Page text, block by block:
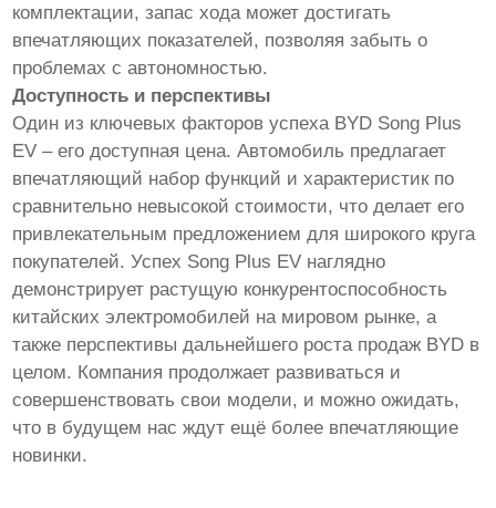
комплектации, запас хода может достигать
впечатляющих показателей, позволяя забыть о
проблемах с автономностью.
Доступность и перспективы
Один из ключевых факторов успеха BYD Song Plus
EV – его доступная цена. Автомобиль предлагает
впечатляющий набор функций и характеристик по
сравнительно невысокой стоимости, что делает его
привлекательным предложением для широкого круга
покупателей. Успех Song Plus EV наглядно
демонстрирует растущую конкурентоспособность
китайских электромобилей на мировом рынке, а
также перспективы дальнейшего роста продаж BYD в
целом. Компания продолжает развиваться и
совершенствовать свои модели, и можно ожидать,
что в будущем нас ждут ещё более впечатляющие
новинки.